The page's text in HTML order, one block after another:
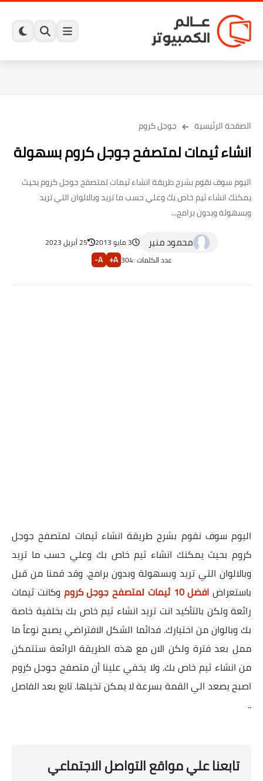
الصفحة الرئيسية جوجل كروم
انشاء ثيمات لمتصفح جوجل كروم بسهولة
اليوم سوف نقوم بشرح طريقة انشاء ثيمات لمتصفح جوجل كروم بحيث
يمكنك انشاء ثيم خاص بك وعلي حسب ما تريد وبالالوان التي تريد
وبسهولة وبدون برامج...
محمود منير 3 مايو 2013
25 أبريل 2023
عدد الكلمات :304
A+
A-
اليوم سوف نقوم بشرح طريقة انشاء ثيمات لمتصفح جوجل
كروم بحيث يمكنك انشاء ثيم خاص بك وعلي حسب ما تريد
وبالالوان التي تريد وبسهولة وبدون برامج. وقد قمنا من قبل
باستعراض افضل 10 ثيمات لمتصفح جوجل كروم
وكانت ثيمات
رائعة ولكن بالتأكيد انت تريد انشاء ثيم خاص بك بخلفية خاصة
بك وبالوان من اختيارك. فدائما الشكل الافتراضي يصبح نوعاً ما
ممل بعد فترة ولكن الان مع هذه الطريقة الرائعة ستتمكن
من انشاء ثيم خاص بك. ولا يخفي علينا أن متصفح جوجل كروم
اصبح يصعد الي القمة بسرعة لا يمكن تخيلها. تابع بعد الفاصل
..
تابعنا علي مواقع التواصل الاجتماعي